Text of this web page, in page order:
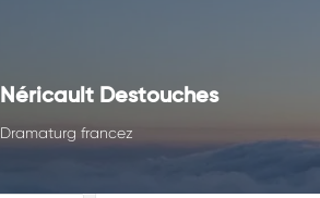
Néricault Destouches
Dramaturg francez